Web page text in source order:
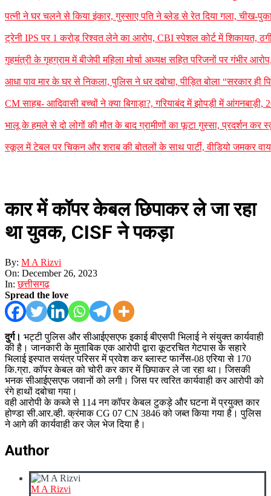
पत्नी ने घर चलने से किया इंकार, गुस्साए पति ने ब्लेड से रेत दिया गला, चीख-
ट्रेनी IPS पर 1 करोड़ रिश्वत लेने का आरोप, CBI स्पेशल कोर्ट में शिकायत,
गृहमंत्री के गृहग्राम में बीजेपी महिला मोर्चा अध्यक्ष सहित परिजनों पर गंभीर
आधा पाव मार के घर से निकला, पुलिस ने धर दबोचा, पीड़ित बोला “सरकार ही
CM साहब- आदिवासी बच्चों ने क्या बिगाड़ा?, गरियाबंद में झोपड़ी में
भालू के हमले से दो लोगों की मौत के बाद ग्रामीणों का फूटा गुस्सा, प्रदर्शन कर
स्कूल में टेबल पर चिकन और शराब की बोतलों के साथ पार्टी, वीडियो जमकर
कार में कॉपर केबल छिपाकर ले जा रहा
था युवक, CISF ने पकड़ा
By: M A Rizvi
On: December 26, 2023
In: छत्तीसगढ़
Spread the love
दुर्ग। भट्टी पुलिस और सीआईएसएफ इकाई बीएसपी भिलाई ने संयुक्त कार्यवाही
की है। जानकारी के मुताबिक एक आरोपी द्वारा कूटरचित गेटपास के सहारे
भिलाई इस्पात सयंत्र परिसर में प्रवेश कर ब्लास्ट फार्नेस-08 एरिया से 170
कि.ग्रा. कॉपर केबल को चोरी कर कार में छिपाकर ले जा रहा था। जिसकी
भनक सीआईएसएफ जवानों को लगी। जिस पर त्वरित कार्यवाही कर आरोपी को
रंगे हाथों दबोचा गया।
वही आरोपी के कब्जे से 114 नग कॉपर केबल टुकड़े और घटना में प्रयुक्त कार
होण्डा सी.आर.व्ही. क्रंमाक CG 07 CN 3846 को जब्त किया गया है। पुलिस
ने आगे की कार्यवाही कर जेल भेज दिया है।
Author
M A Rizvi